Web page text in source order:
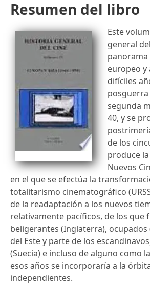
Resumen del libro
Este
general
europeo y
difíciles
segunda
40, y se
de los
produce
Nuevos
en el que se efectúa la
totalitarismo cinematográfico
de la readaptación a los nuevos
relativamente pacíficos, de los que
beligerantes (Inglaterra), ocupados
del Este y parte de los
(Suecia) e incluso de alguno como
esos años se incorporaría a la
independientes.